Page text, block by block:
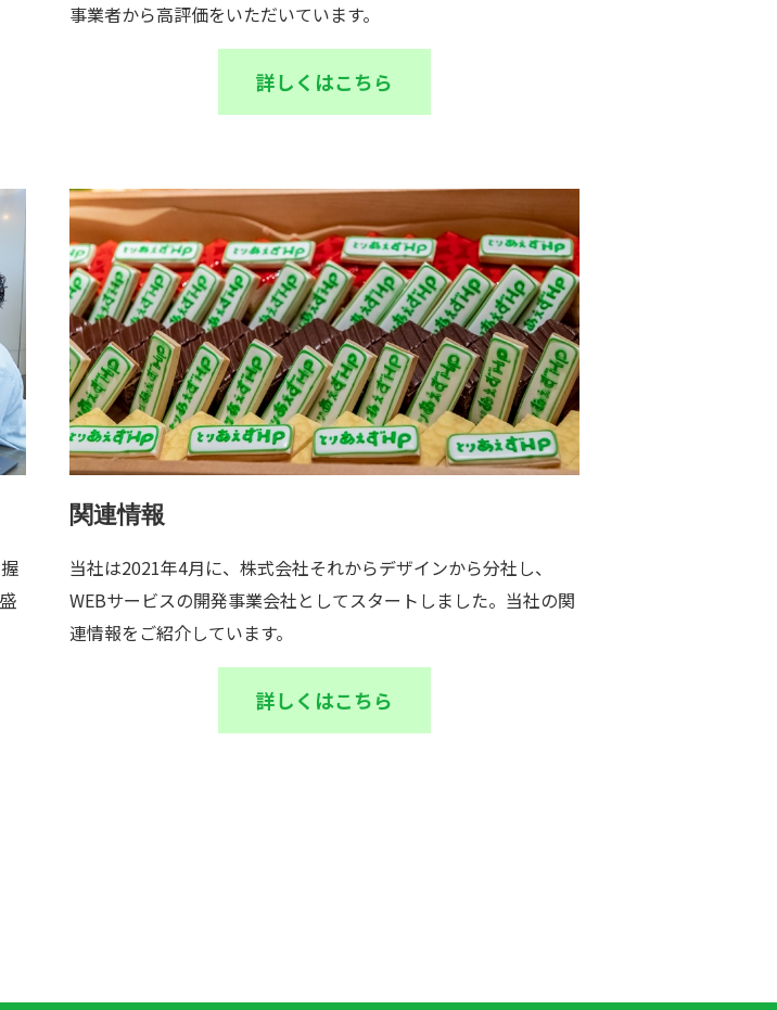
事業者から高評価をいただいています。
詳しくはこちら
関連情報
当社は2021年4月に、株式会社それからデザインから分社し、
WEBサービスの開発事業会社としてスタートしました。当社の関
連情報をご紹介しています。
詳しくはこちら